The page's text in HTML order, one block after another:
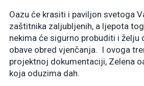
Oazu će krasiti i paviljon svetoga
zaštitnika zaljubljenih, a ljepota
nekima će sigurno probuditi i želju
obave obred vjenčanja. I ovoga
projektnoj dokumentaciji, Zelena
koja oduzima dah.